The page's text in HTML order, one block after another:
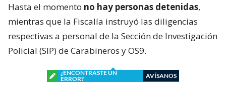
Hasta el momento no hay personas detenidas,
mientras que la Fiscalía instruyó las diligencias
respectivas a personal de la Sección de Investigación
Policial (SIP) de Carabineros y OS9.
¿ENCONTRASTE UN
ERROR?
AVÍSANOS